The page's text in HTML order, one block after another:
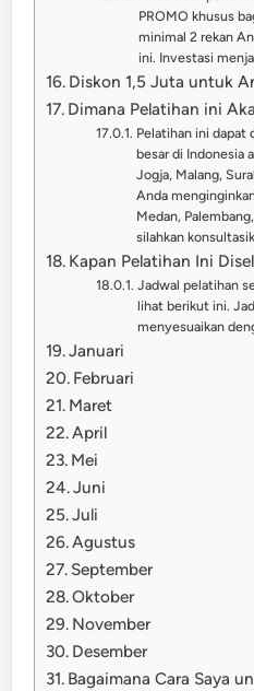
PROMO khusus
minimal 2 rekan
ini. Investasi
Diskon 1,5 Juta untuk
Dimana Pelatihan ini
Pelatihan ini dapat
besar di Indonesia
Jogja, Malang,
Anda
Medan,
silahkan
Kapan Pelatihan Ini
Jadwal pelatihan
lihat berikut ini.
menyesuaikan
Januari
Februari
Maret
April
Mei
Juni
Juli
Agustus
September
Oktober
November
Desember
Bagaimana Cara Saya